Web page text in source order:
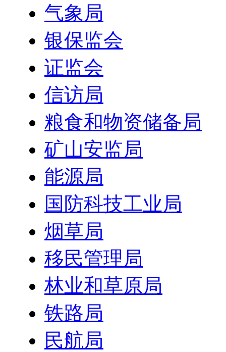
气象局
银保监会
证监会
信访局
粮食和物资储备局
矿山安监局
能源局
国防科技工业局
烟草局
移民管理局
林业和草原局
铁路局
民航局